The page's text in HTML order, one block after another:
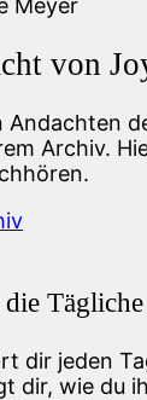
von
Andachten
Archiv.
dir jeden
dir, wie du